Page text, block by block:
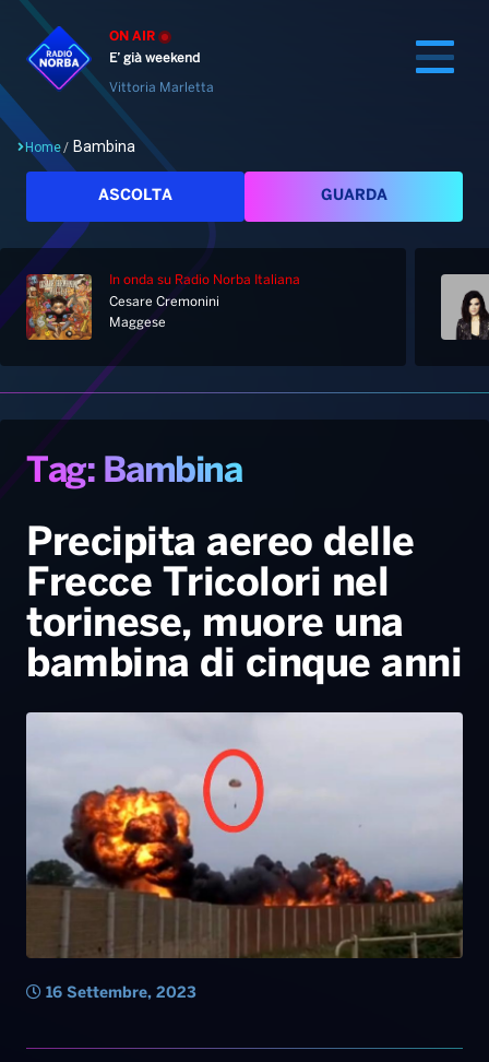
ON AIR
E’ già weekend
Vittoria Marletta
Home
Palinsesto
Hit Dance
Giochi&Concorsi
PALATOUR
Notizie
Locali
Musica e Spettacolo
Sport
Radio Norba Consiglia
Leggerissime
Playlist
Generale
Novità
Notiziario
Interviste
Oroscopo
Speciale Astrabilia 2026
Gallery
Radio Norba News TV
Voce al Bari
Battiti Live 2026
Gallery
Home/ Bambina
ASCOLTA GUARDA
In onda su Radio Norba Italiana
Cesare Cremonini
Maggese
Tag: Bambina
Precipita aereo delle
Frecce Tricolori nel
torinese, muore una
bambina di cinque anni
16 Settembre, 2023